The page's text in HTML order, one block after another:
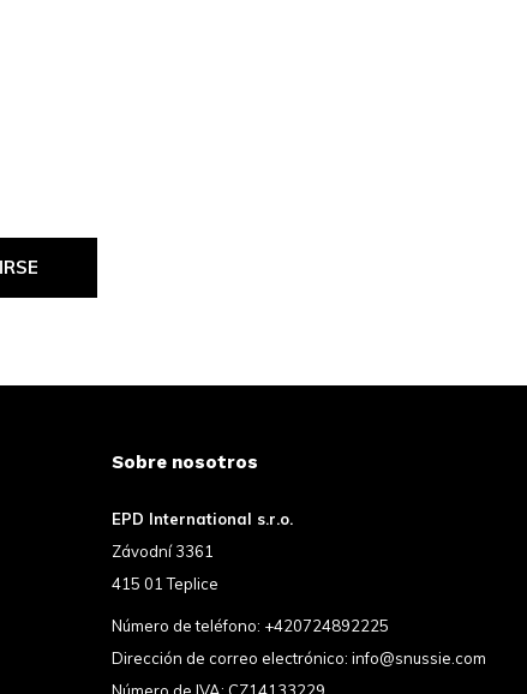
Sobre nosotros
EPD International s.r.o.
Závodní 3361
415 01 Teplice
Número de teléfono: +420724892225
Dirección de correo electrónico: info@snussie.com